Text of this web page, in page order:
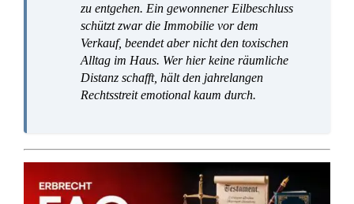
Was kann ich tun, wenn der Beschenkte das Haus bereits
massiv mit Krediten belastet hat?
Muss ich während des jahrelangen Rechtsstreits weiterhin
mit dem Beschenkten unter einem Dach leben?
JA. Sie können die Rückübertragung des gesamten
Hauses fordern, da eine Immobilie rechtlich als
unteilbarer Gegenstand gilt und der Widerruf eines
Erben die Rückgabe an die gesamte Erbengemeinschaft